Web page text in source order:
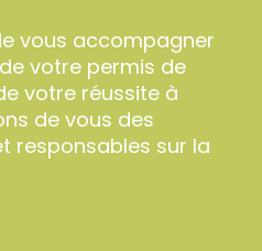
vous accompagner
votre permis de
votre réussite à
de vous des
responsables sur la